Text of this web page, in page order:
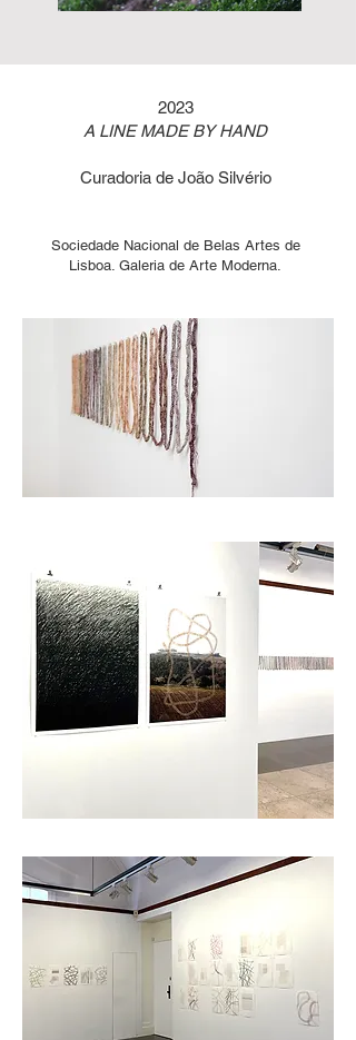
2023
A LINE MADE BY HAND
Curadoria de João Silvério
Sociedade Nacional de Belas Artes de
Lisboa. Galeria de Arte Moderna.